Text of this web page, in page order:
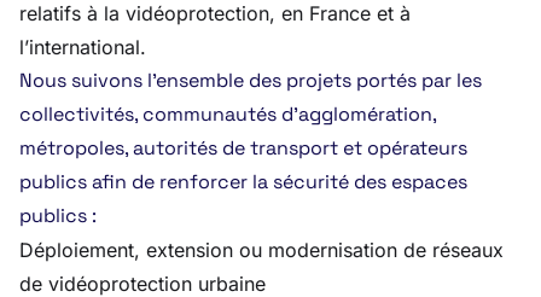
relatifs à la vidéoprotection, en France et à
l’international.
Nous suivons l’ensemble des projets portés par les
collectivités, communautés d’agglomération,
métropoles, autorités de transport et opérateurs
publics afin de renforcer la sécurité des espaces
publics :
Déploiement, extension ou modernisation de réseaux
de vidéoprotection urbaine